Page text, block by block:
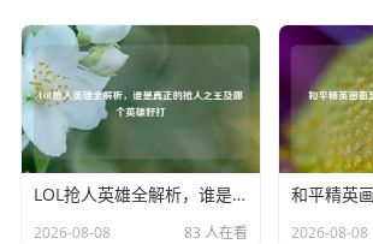
阵；有的团队在绝境中凭借着智慧和勇气
者的弱点，给予了敌人致命一击。
CF机甲风暴的背景故事,就是一部人类在
屈不挠的壮丽史诗，它见证了人类在面对
气，以及为了守护家园而付出的巨大牺
里，CF机甲风暴将继续在这片充满战火的
LOL抢人英雄全解析，谁是真正的抢人之王及哪个英雄好打
2026-08-08 83 人在看 2026-08-08